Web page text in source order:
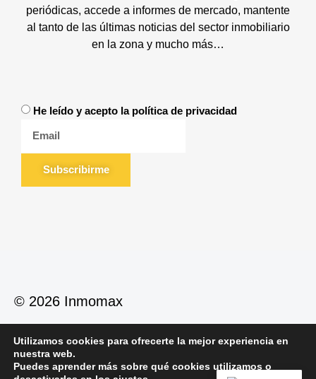
periódicas, accede a informes de mercado, mantente
al tanto de las últimas noticias del sector inmobiliario
en la zona y mucho más…
He leído y acepto la política de privacidad
Subscribirme
© 2026 Inmomax
Política de PrivacidadPolítica de Cookies
Aviso Legal
Utilizamos cookies para ofrecerte la mejor experiencia en
nuestra web.
Puedes aprender más sobre qué cookies utilizamos o